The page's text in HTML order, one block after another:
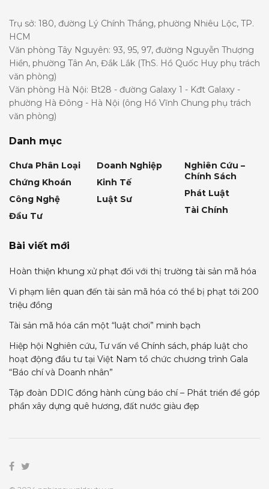
Trụ sở: 180, đường Lý Chính Thắng, phường Nhiêu Lộc, TP.
HCM
Văn phòng Tây Nguyên: 93, 95, 97, đường Nguyễn Thượng
Hiền, phường Tân An, Đắk Lắk (ThS. Hồ Quốc Huy phụ trách
văn phòng)
Văn phòng Hà Nội: Bt28 - đường Galaxy 1 - Kđt Galaxy -
phường Hà Đông - Hà Nội (ông Hồ Vĩnh Chung phụ trách
văn phòng)
Danh mục
Chưa Phân Loại
Chứng Khoán
Công Nghệ
Đầu Tư
Doanh Nghiệp
Kinh Tế
Luật Sư
Nghiên Cứu –
Chính Sách
Phát Luật
Tài Chính
Bài viết mới
Hoàn thiện khung xử phạt đối với thị trường tài sản mã hóa
Vi phạm liên quan đến tài sản mã hóa có thể bị phạt tới 200
triệu đồng
Tài sản mã hóa cần một “luật chơi” minh bạch
Hiệp hội Nghiên cứu, Tư vấn về Chính sách, pháp luật cho
hoạt động đầu tư tại Việt Nam tổ chức chương trình Gala
“Báo chí và Doanh nhân”
Tập đoàn DDIC đồng hành cùng báo chí – Phát triển để góp
phần xây dựng quê hương, đất nước giàu đẹp